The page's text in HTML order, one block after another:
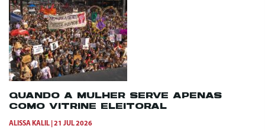
QUANDO A MULHER SERVE APENAS
COMO VITRINE ELEITORAL
ALISSA KALIL 21 JUL 2026